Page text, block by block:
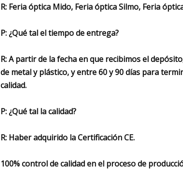
R: Feria óptica Mido, Feria óptica Silmo, Feria
P: ¿Qué tal el tiempo de entrega?
R: A partir de la fecha en que recibimos el
de metal y plástico, y entre 60 y 90 días para
calidad.
P: ¿Qué tal la calidad?
R: Haber adquirido la Certificación CE.
100% control de calidad en el proceso de